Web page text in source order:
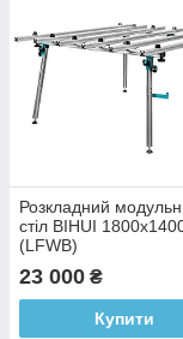
Розкладний
стіл BIHUI
(LFWB)
23 000 ₴
Купити